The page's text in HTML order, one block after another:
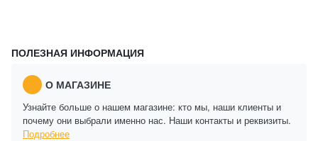
ПОЛЕЗНАЯ ИНФОРМАЦИЯ
О МАГАЗИНЕ
Узнайте больше о нашем магазине: кто мы, наши клиенты и
почему они выбрали именно нас. Наши контакты и реквизиты.
Подробнее